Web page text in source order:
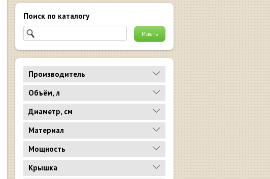
Поиск по каталогу
Производитель
Объём, л
Диаметр, см
Материал
Мощность
Крышка